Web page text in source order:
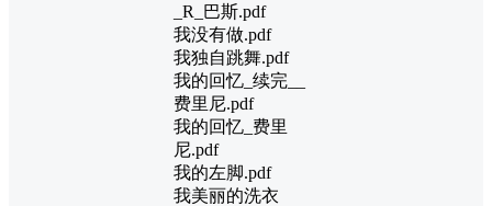
_R_巴斯.pdf
我没有做.pdf
我独自跳舞.pdf
我的回忆_续完__
费里尼.pdf
我的回忆_费里
尼.pdf
我的左脚.pdf
我美丽的洗衣